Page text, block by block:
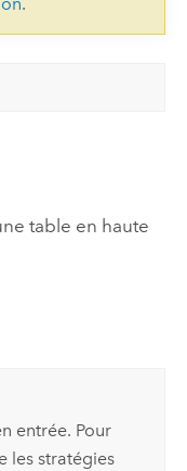
.
table en haute
entrée. Pour
les stratégies